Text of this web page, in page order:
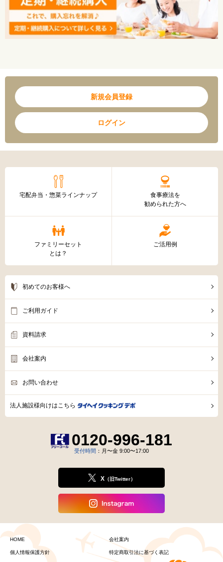
新規会員登録
ログイン
宅配弁当・惣菜ラインナップ
食事療法を
勧められた方へ
ファミリーセット
とは？
ご活用例
初めてのお客様へ
ご利用ガイド
資料請求
会社案内
お問い合わせ
法人施設様向けはこちら
0120-996-181
受付時間 ：月〜金 9:00〜17:00
X（旧Twitter）
HOME 会社案内
個人情報保護方針 特定商取引法に基づく表記